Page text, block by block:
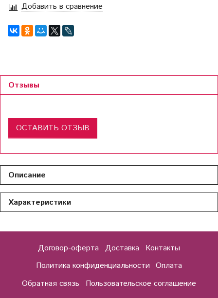
Добавить в сравнение
Отзывы
ОСТАВИТЬ ОТЗЫВ
Описание
Характеристики
Договор-оферта Доставка
Контакты
Политика конфиденциальности Оплата
Обратная связь
Пользовательское соглашение